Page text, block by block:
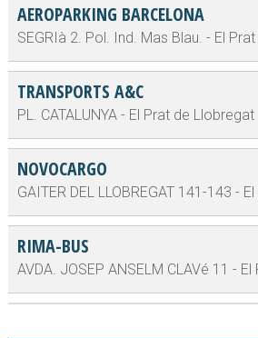
AEROPARKING BARCELONA
SEGRIà 2. Pol. Ind. Mas Blau. - El
TRANSPORTS A&C
PL. CATALUNYA - El Prat de Llobregat
NOVOCARGO
GAITER DEL LLOBREGAT 141-143 -
RIMA-BUS
AVDA. JOSEP ANSELM CLAVé 11 -